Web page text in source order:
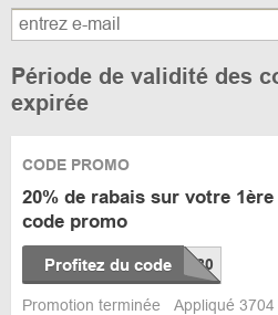
Période de validité des
expirée
CODE PROMO
20% de rabais sur votre
code promo
Profitez du code
Promotion terminée Appliqué 3704